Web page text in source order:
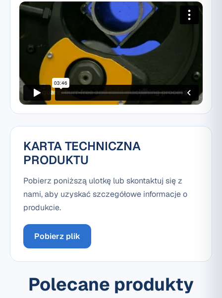
KARTA TECHNICZNA
PRODUKTU
Pobierz poniższą ulotkę lub skontaktuj się z
nami, aby uzyskać szczegółowe informacje o
produkcie.
Pobierz plik
Polecane produkty